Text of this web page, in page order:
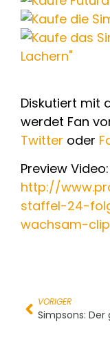
Diskutiert mit
werdet Fan
Twitter oder
Preview Video:
http://
staffel-24-
wachsam-clip
VORIGER